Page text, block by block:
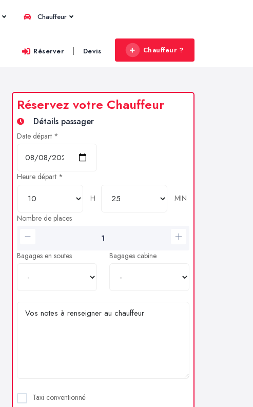
Chauffeur
Réserver | Devis Chauffeur ?
Réservez votre Chauffeur
Détails passager
Date départ *
Heure départ *
H
MIN
Nombre de places
Bagages en soutes Bagages cabine
Taxi conventionné